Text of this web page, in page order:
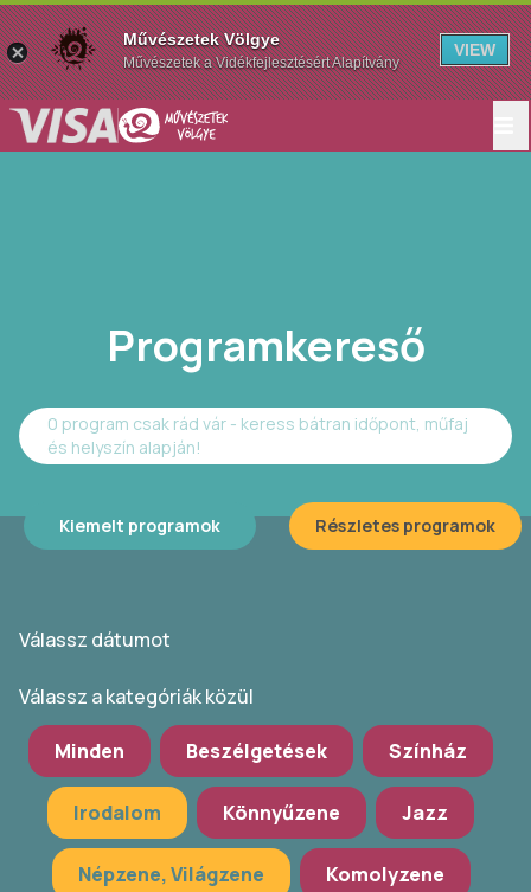
Programkereső
0 program csak rád vár - keress bátran időpont, műfaj
és helyszín alapján!
Kiemelt programok Részletes programok
Válassz dátumot
Válassz a kategóriák közül
Minden Beszélgetések Színház
Irodalom Könnyűzene Jazz
Népzene, Világzene Komolyzene
Művészetek Völgye
Művészetek a Vidékfejlesztésért Alapítvány
VIEW